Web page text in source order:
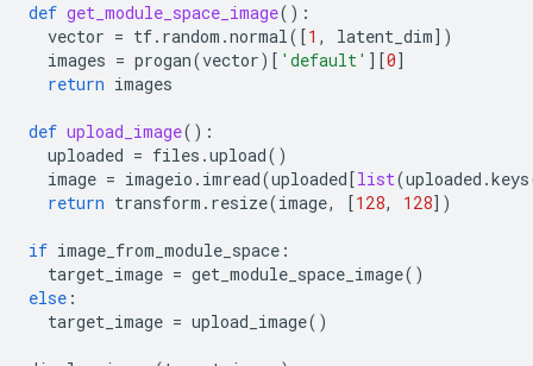
def get_module_space_image():
vector = tf. random .normal([1 , latent_dim])
images = progan(vector)[ 'default' ][0]
return images
def upload_image():
uploaded = files .upload()
image = imageio . imread(uploaded[list(uploaded .keys
return transform . resize(image, [128, 128])
if image_from_module_space :
target_image = get_module_space_image()
else :
target_image = upload_image()